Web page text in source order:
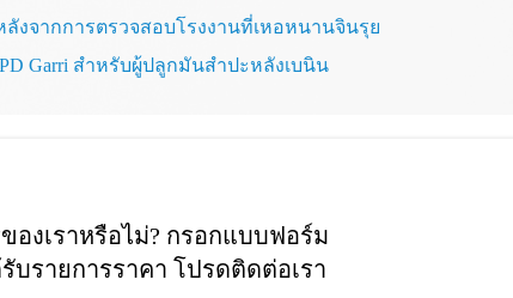
งจากการตรวจสอบโรงงานที่เหอหนานจินรุย
Garri สำหรับผู้ปลูกมันสำปะหลังเบนิน
งเราหรือไม่? กรอกแบบฟอร์ม
รายการราคา โปรดติดต่อเรา